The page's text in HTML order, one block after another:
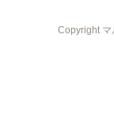
Copyright